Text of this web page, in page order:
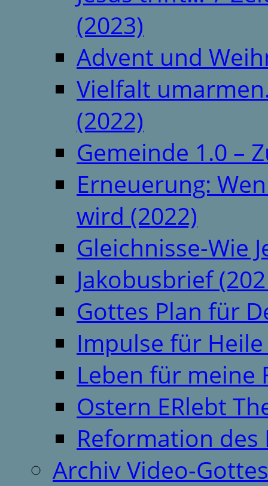
(2023)
Advent und
Vielfalt
(2022)
Gemeinde 1.0 –
Erneuerung:
wird (2022)
Gleichnisse-Wie
Jakobusbrief
Gottes Plan für
Impulse für
Leben für meine
Ostern ERlebt
Reformation des
Archiv Video-